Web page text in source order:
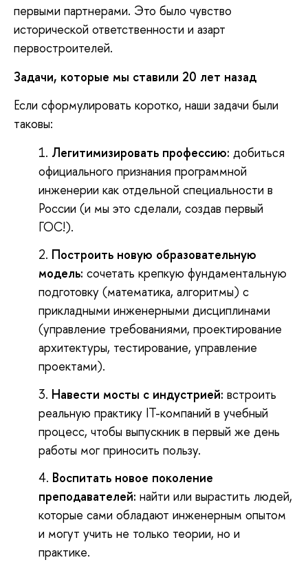
первыми партнерами. Это было чувство
исторической ответственности и азарт
первостроителей.
Задачи, которые мы ставили 20 лет назад
Если сформулировать коротко, наши задачи были
таковы:
Легитимизировать профессию: добиться
официального признания программной
инженерии как отдельной специальности в
России (и мы это сделали, создав первый
ГОС!).
Построить новую образовательную
модель: сочетать крепкую фундаментальную
подготовку (математика, алгоритмы) с
прикладными инженерными дисциплинами
(управление требованиями, проектирование
архитектуры, тестирование, управление
проектами).
Навести мосты с индустрией: встроить
реальную практику IT-компаний в учебный
процесс, чтобы выпускник в первый же день
работы мог приносить пользу.
Воспитать новое поколение
преподавателей: найти или вырастить людей,
которые сами обладают инженерным опытом
и могут учить не только теории, но и
практике.